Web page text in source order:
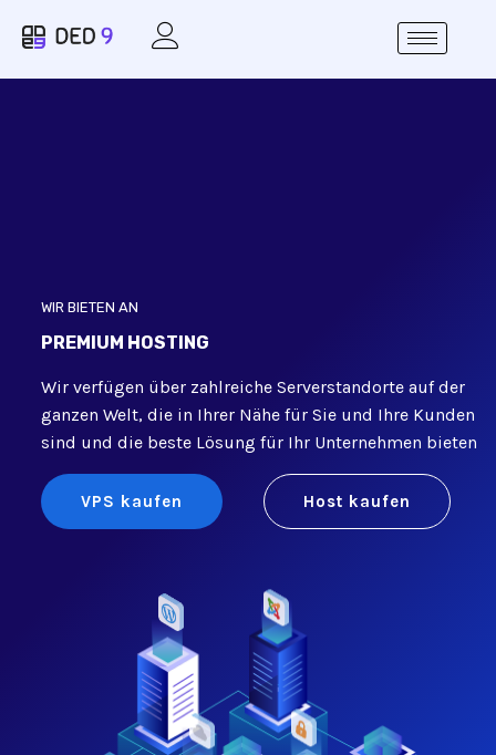
WIR BIETEN AN
VPS kaufen
Wir verfügen über zahlreiche Serverstandorte auf der
ganzen Welt, die in Ihrer Nähe für Sie und Ihre Kunden
sind und die beste Lösung für Ihr Unternehmen bieten
PREMIUM HOSTING
Host kaufen